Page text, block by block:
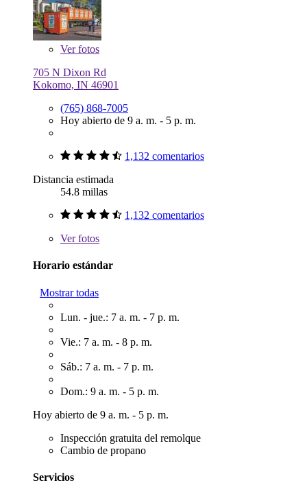
Verfotos
705 N Dixon Rd
Kokomo, IN 46901
(765) 868-7005
Hoy abierto de 9 a. m. - 5 p. m.
1,132 comentarios
Distancia estimada
54.8 millas
1,132 comentarios
Verfotos
Horario estándar
Mostrar todas
Lun. - jue.: 7 a. m. - 7 p. m.
Vie.: 7 a. m. - 8 p. m.
Sáb.: 7 a. m. - 7 p. m.
Dom.: 9 a. m. - 5 p. m.
Hoy abierto de 9 a. m. - 5 p. m.
Inspección gratuita del remolque
Cambio de propano
Servicios